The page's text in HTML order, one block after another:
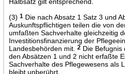
(3) 1Die nach Absatz 1 Satz 3 und
Auskunftspflichtigen teilen die von
umfaßten Sachverhalte gleichzeitig
Investitionsfinanzierung der
Landesbehörden mit.
2Die Befugnis
den Absätzen 1 und 2 nicht erfaßte
Sachverhalte des Pflegewesens als
bleibt unberührt.